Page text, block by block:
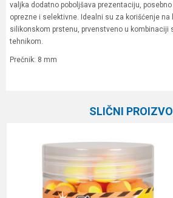
valjka dodatno poboljšava prezentaciju,
oprezne i selektivne. Idealni su za korišćenje na
silikonskom prstenu, prvenstveno u kombinaciji
tehnikom.
Prečnik: 8 mm
SLIČNI